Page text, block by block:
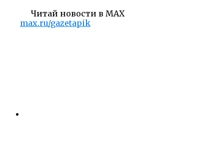
Читай новости в MAX
max.ru/gazetapik